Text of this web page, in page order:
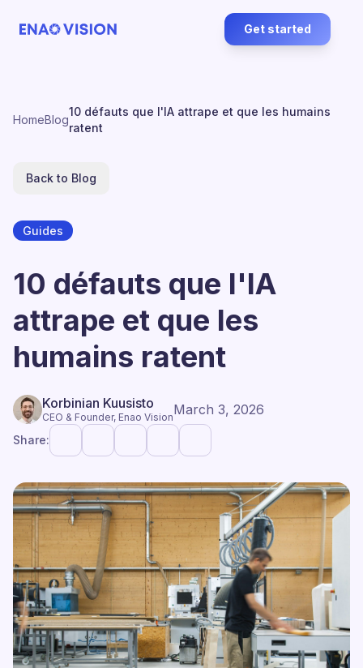
Get started
HomeBlog
10 défauts que l'IA attrape et que les humains
ratent
Back to Blog
Guides
10 défauts que l'IA
attrape et que les
humains ratent
Korbinian Kuusisto
CEO & Founder, Enao VisionMarch 3, 2026
Share: